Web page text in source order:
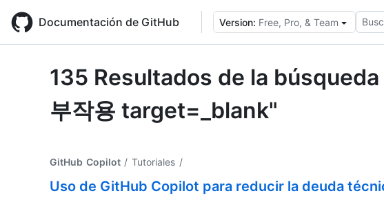
main
Documentación de GitHub Version: Free, Pro, & Team
135 Resultados de la búsqueda
부작용 target=_blank"
GitHub Copilot / Tutoriales /
Uso de GitHub Copilot para reducir la deuda